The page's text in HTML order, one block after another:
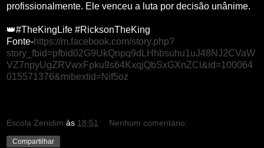
profissionalmente. Ele venceu a luta por decisão unânime.
👑#TheKingLife #RicksonTheKing
Fonte-https://m.facebook.com/story.php?
story_fbid=pfbid02G9UkQnpq9dLHhbsuhu1uJ48NJ2CVaW
VZ7npyUgZRVwxFpku9s64KxqjQbSxGXnZCl&id=100064
015571376&mibextid=Nif5oz
Escola Zenidim às 18:51 Nenhum comentário:
Compartilhar